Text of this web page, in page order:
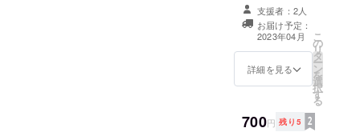
支援者：2人
お届け予定：
2023年04月
詳細を見る
こ
の
リ
タ
ー
ン
を
選
択
す
る
700円 残り5